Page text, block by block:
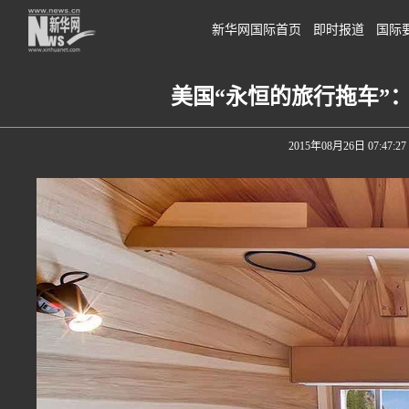
新华网国际首页 即时报道 国际
美国“永恒的旅行拖车”
2015年08月26日 07:47:27